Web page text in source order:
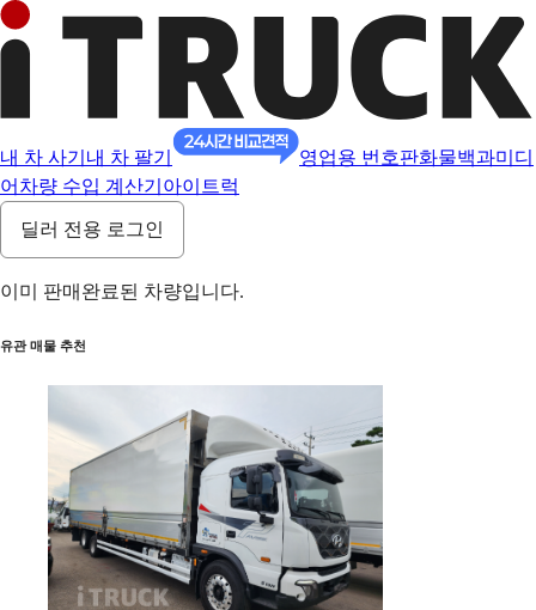
내 차 사기 내 차 팔기 영업용 번호판화물백과미디
어 차량 수입 계산기 아이트럭
딜러 전용 로그인
이미 판매완료된 차량입니다.
유관 매물 추천